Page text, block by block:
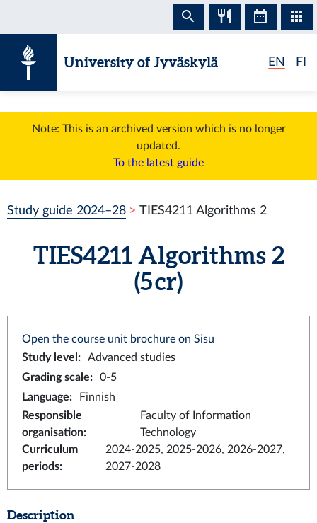
University of Jyväskylä EN FI
Note: This is an archived version which is no longer
updated.
To the latest guide
Study guide 2024–28 TIES4211 Algorithms 2
TIES4211 Algorithms 2
(5 cr)
Open the course unit brochure on Sisu
Study level :
Advanced studies
Grading scale:
0-5
Language:
Finnish
Responsible
organisation:
Faculty of Information
Technology
Curriculum
periods:
2024-2025, 2025-2026, 2026-2027,
2027-2028
Description